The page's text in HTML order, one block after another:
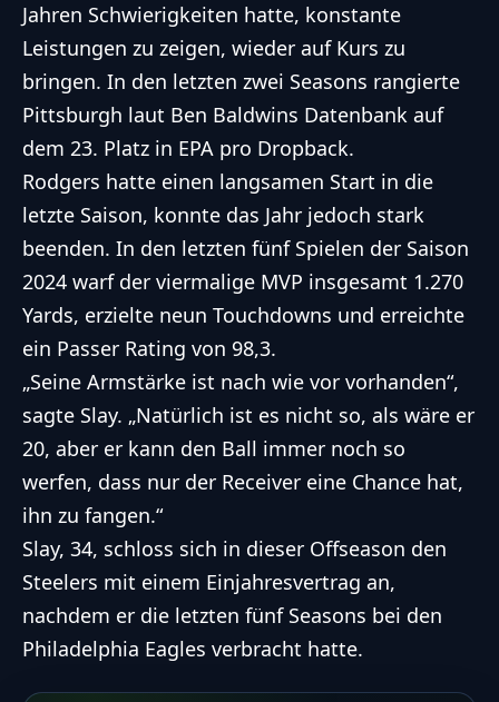
Jahren Schwierigkeiten hatte, konstante
Leistungen zu zeigen, wieder auf Kurs zu
bringen. In den letzten zwei Seasons rangierte
Pittsburgh laut Ben Baldwins Datenbank auf
dem 23. Platz in EPA pro Dropback.
Rodgers hatte einen langsamen Start in die
letzte Saison, konnte das Jahr jedoch stark
beenden. In den letzten fünf Spielen der Saison
2024 warf der viermalige MVP insgesamt 1.270
Yards, erzielte neun Touchdowns und erreichte
ein Passer Rating von 98,3.
„Seine Armstärke ist nach wie vor vorhanden“,
sagte Slay. „Natürlich ist es nicht so, als wäre er
20, aber er kann den Ball immer noch so
werfen, dass nur der Receiver eine Chance hat,
ihn zu fangen.“
Slay, 34, schloss sich in dieser Offseason den
Steelers mit einem Einjahresvertrag an,
nachdem er die letzten fünf Seasons bei den
Philadelphia Eagles verbracht hatte.